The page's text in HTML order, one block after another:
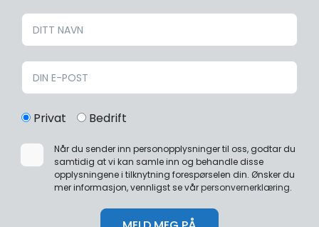
Privat Bedrift
Når du sender inn personopplysninger til oss, godtar du
samtidig at vi kan samle inn og behandle disse
opplysningene i tilknytning forespørselen din. Ønsker du
mer informasjon, vennligst se vårpersonvernerklæring.